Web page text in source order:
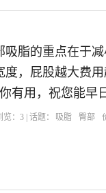
脂的重点在于
，屁股越大费
有用，祝您能早
览：3 | 话题： 吸脂 臀部